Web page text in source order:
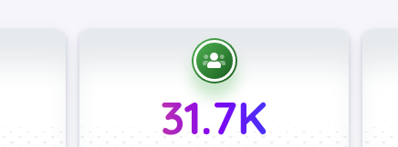
31.7K